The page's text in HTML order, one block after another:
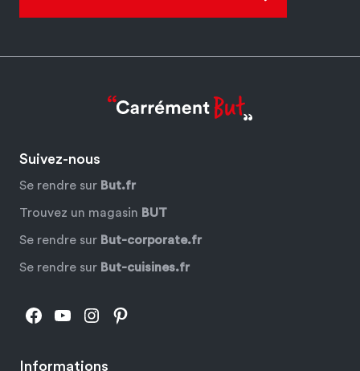
Informations
Suivez-nous
Se rendre sur But.fr
Trouvez un magasin BUT
Se rendre sur But-corporate.fr
Se rendre sur But-cuisines.fr
Facebook
YouTube
Instagram
Pinterest